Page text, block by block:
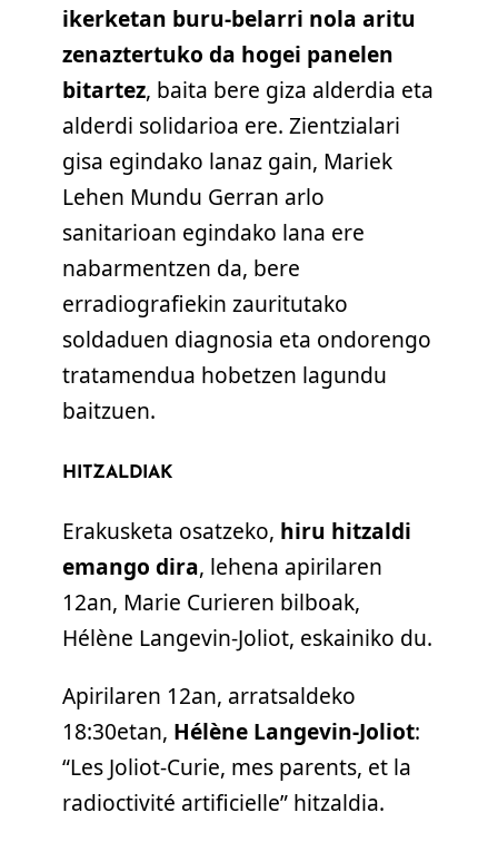
ikerketan buru-belarri nola aritu
zenaztertuko da hogei panelen
bitartez, baita bere giza alderdia eta
alderdi solidarioa ere. Zientzialari
gisa egindako lanaz gain, Mariek
Lehen Mundu Gerran arlo
sanitarioan egindako lana ere
nabarmentzen da, bere
erradiografiekin zauritutako
soldaduen diagnosia eta ondorengo
tratamendua hobetzen lagundu
baitzuen.
HITZALDIAK
Erakusketa osatzeko, hiru hitzaldi
emango dira, lehena apirilaren
12an, Marie Curieren bilboak,
Hélène Langevin-Joliot, eskainiko du.
Apirilaren 12an, arratsaldeko
18:30etan, Hélène Langevin-Joliot:
“Les Joliot-Curie, mes parents, et la
radioctivité artificielle” hitzaldia.